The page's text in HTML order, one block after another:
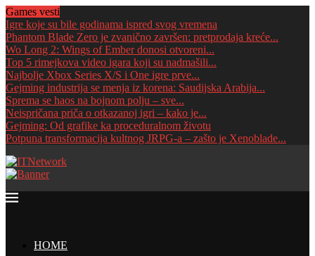
Games vesti
Igre koje su bile godinama ispred svog vremena
Phantom Blade Zero je zvanično završen: pretprodaja kreće...
Wo Long 2: Wings of Ember donosi otvoreni...
Top 5 rimejkova video igara koji su nadmašili...
Najbolje Xbox Series X/S i One igre prve...
Gejming industrija se menja iz korena: Saudijska Arabija...
Sprema se haos na bojnom polju – sve...
Neispričana priča o otkazanoj igri – kako je...
Gejming: Od grafike ka proceduralnom životu
Potpuna transformacija kultnog JRPG-a – zašto je Xenoblade...
HOME